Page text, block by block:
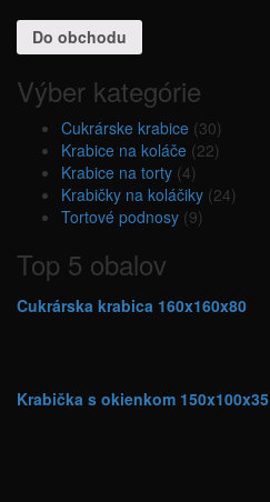
Do obchodu
Výber kategórie
Cukrárske krabice (30)
Krabice na koláče (22)
Krabice na torty (4)
Krabičky na koláčiky (24)
Tortové podnosy (9)
Top 5 obalov
Cukrárska krabica 160x160x80
Krabička s okienkom 150x100x35